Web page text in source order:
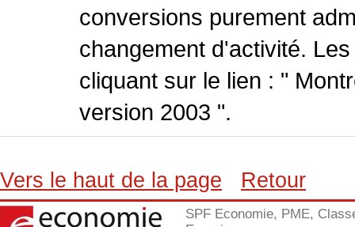
conversions purement
changement d'activité.
cliquant sur le lien : "
version 2003 ".
Vers le haut de la page Retour
SPF Economie, PME,